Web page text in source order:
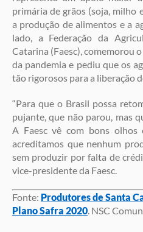
primária de grãos (soja, milho
a produção de alimentos e a
lado, a Federação da
Catarina (Faesc), comemorou
da pandemia e pediu que os
tão rigorosos para a liberação
“Para que o Brasil possa
pujante, que não parou, mas
A Faesc vê com bons
acreditamos que nenhum
sem produzir por falta de
vice-presidente da Faesc.
Fonte: Produtores de Santa
Plano Safra 2020. NSC